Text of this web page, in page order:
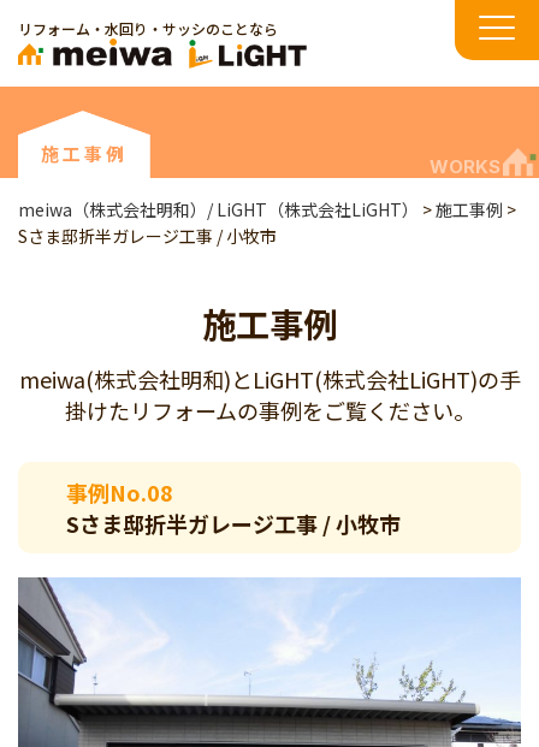
リフォーム・水回り・サッシのことなら
施工事例
WORKS
meiwa（株式会社明和）/ LiGHT（株式会社LiGHT） >施工事例 >
Sさま邸折半ガレージ工事 / 小牧市
施工事例
meiwa(株式会社明和)とLiGHT(株式会社LiGHT)の手
掛けたリフォームの事例をご覧ください。
事例No.08
Sさま邸折半ガレージ工事 / 小牧市